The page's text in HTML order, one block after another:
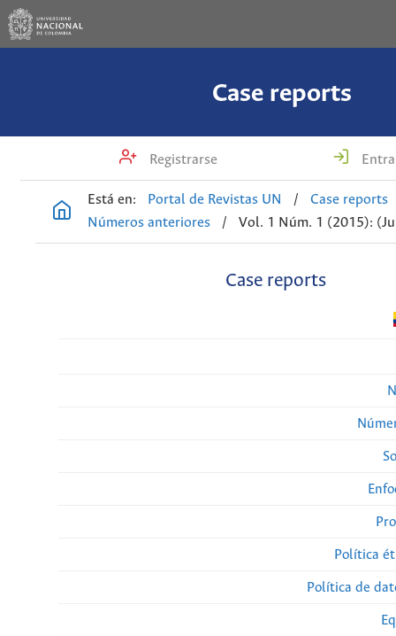
Case reports
Registrarse
Está en: Portal de Revistas UN /
Case reports
Números anteriores
/ Vol. 1 Núm. 1 (2015):
Case reports
Política
Política de